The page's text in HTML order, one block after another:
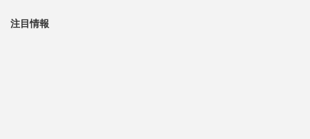
注目情報